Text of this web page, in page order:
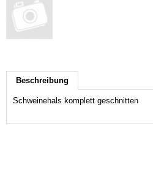
Beschreibung
Schweinehals komplett geschnitten